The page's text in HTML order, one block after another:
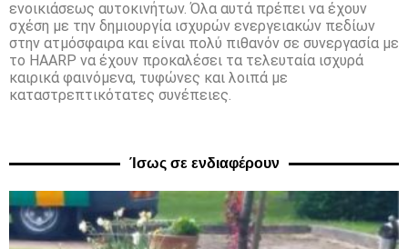
ενοικιάσεως αυτοκινήτων. Όλα αυτά πρέπει να έχουν
σχέση με την δημιουργία ισχυρών ενεργειακών πεδίων
στην ατμόσφαιρα και είναι πολύ πιθανόν σε συνεργασία με
το HAARP να έχουν προκαλέσει τα τελευταία ισχυρά
καιρικά φαινόμενα, τυφώνες και λοιπά με
καταστρεπτικότατες συνέπειες.
Ίσως σε ενδιαφέρουν